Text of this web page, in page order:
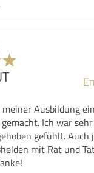
meiner Ausbildung
Ich war
gefühlt. Auch
mit Rat und